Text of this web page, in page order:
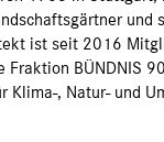
und
ist seit 2016
Fraktion BÜNDNIS
Klima-, Natur- und